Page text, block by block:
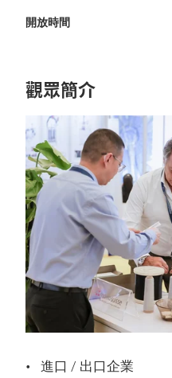
開放時間
觀眾簡介
進口 / 出口企業